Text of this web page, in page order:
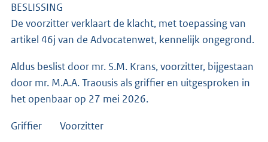
BESLISSING
De voorzitter verklaart de klacht, met toepassing van
artikel 46j van de Advocatenwet, kennelijk ongegrond.
Aldus beslist door mr. S.M. Krans, voorzitter, bijgestaan
door mr. M.A.A. Traousis als griffier en uitgesproken in
het openbaar op 27 mei 2026.
Griffier Voorzitter